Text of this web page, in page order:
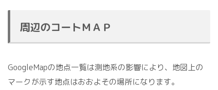
周辺のコートＭＡＰ
GoogleMapの地点一覧は測地系の影響により、地図上の
マークが示す地点はおおよその場所になります。